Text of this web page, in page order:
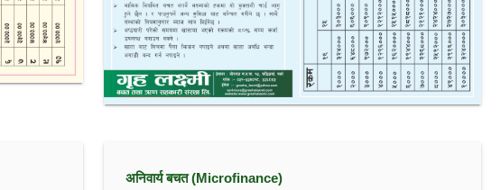
अनिवार्य बचत (Microfinance)